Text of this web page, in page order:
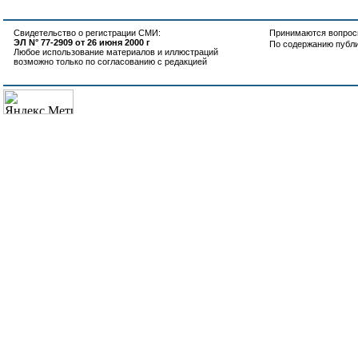
Свидетельство о регистрации СМИ:
ЭЛ N° 77-2909 от 26 июня 2000 г
Любое использование материалов и иллюстраций
возможно только по согласованию с редакцией
Принимаются
По содержанию